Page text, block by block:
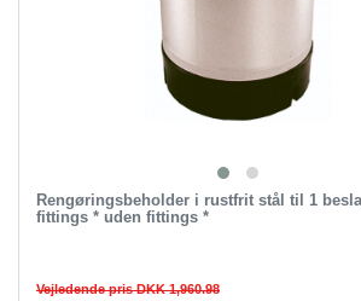
Rengøringsbeholder i rustfrit stål til 1
fittings * uden fittings *
Vejledende pris DKK 1,960.98